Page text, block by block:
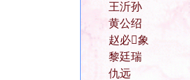
王沂孙
黄公绍
赵必象
黎廷瑞
仇远